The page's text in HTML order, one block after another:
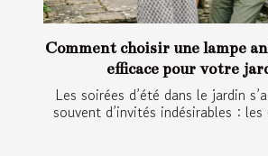
Comment choisir une lampe
efficace pour votre
Les soirées d’été dans le jardin
souvent d’invités indésirables :